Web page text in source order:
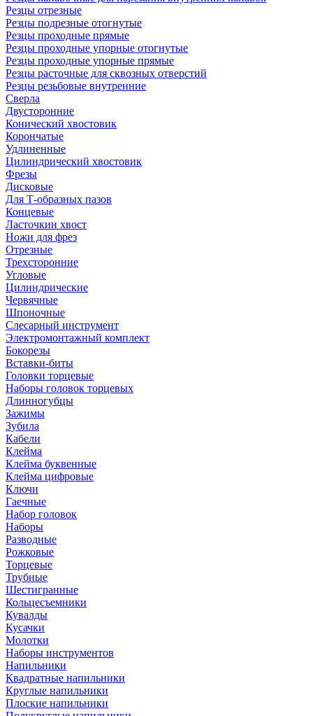
Резцы отрезные
Резцы подрезные отогнутые
Резцы проходные прямые
Резцы проходные упорные отогнутые
Резцы проходные упорные прямые
Резцы расточные для сквозных отверстий
Резцы резьбовые внутренние
Сверла
Двусторонние
Конический хвостовик
Корончатые
Удлиненные
Цилиндрический хвостовик
Фрезы
Дисковые
Для Т-образных пазов
Концевые
Ласточкин хвост
Ножи для фрез
Отрезные
Трехсторонние
Угловые
Цилиндрические
Червячные
Шпоночные
Слесарный инструмент
Электромонтажный комплект
Бокорезы
Вставки-биты
Головки торцевые
Наборы головок торцевых
Длинногубцы
Зажимы
Зубила
Кабели
Клейма
Клейма буквенные
Клейма цифровые
Ключи
Гаечные
Набор головок
Наборы
Разводные
Рожковые
Торцевые
Трубные
Шестигранные
Кольцесъемники
Кувалды
Кусачки
Молотки
Наборы инструментов
Напильники
Квадратные напильники
Круглые напильники
Плоские напильники